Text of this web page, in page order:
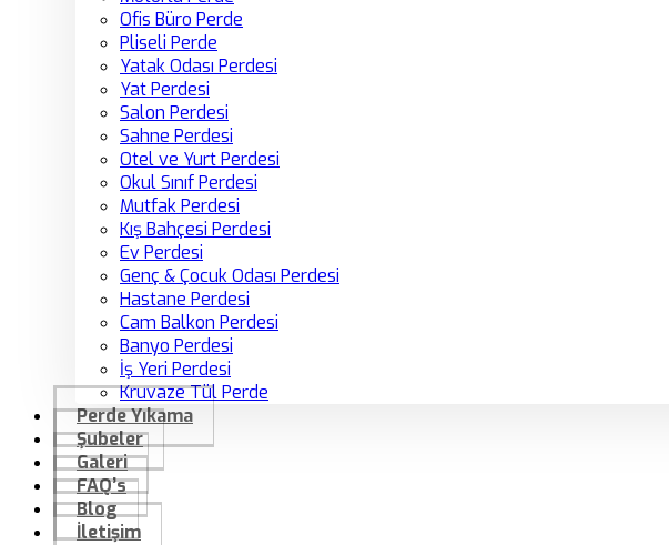
Ofis Büro Perde
Pliseli Perde
Yatak Odası Perdesi
Yat Perdesi
Salon Perdesi
Sahne Perdesi
Otel ve Yurt Perdesi
Okul Sınıf Perdesi
Mutfak Perdesi
Kış Bahçesi Perdesi
Ev Perdesi
Genç & Çocuk Odası Perdesi
Hastane Perdesi
Cam Balkon Perdesi
Banyo Perdesi
İş Yeri Perdesi
Kruvaze Tül Perde
Perde Yıkama
Şubeler
Galeri
FAQ’s
Blog
İletişim